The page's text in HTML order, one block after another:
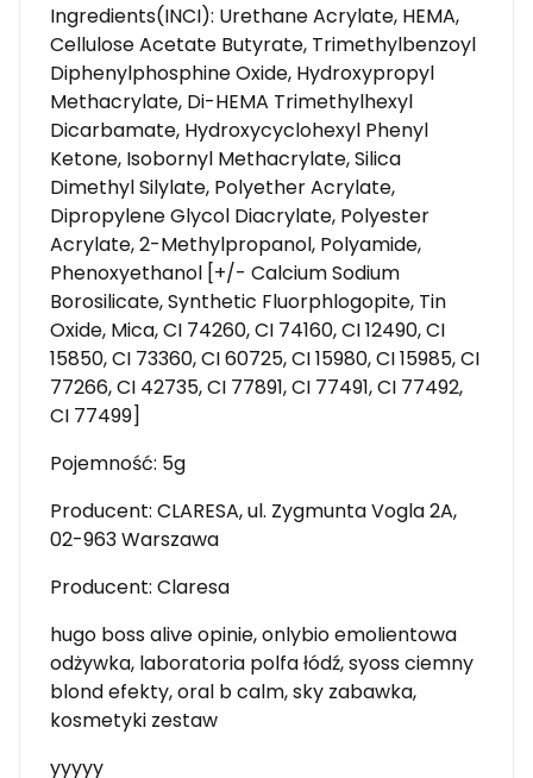
Ingredients(INCI): Urethane Acrylate, HEMA,
Cellulose Acetate Butyrate, Trimethylbenzoyl
Diphenylphosphine Oxide, Hydroxypropyl
Methacrylate, Di-HEMA Trimethylhexyl
Dicarbamate, Hydroxycyclohexyl Phenyl
Ketone, Isobornyl Methacrylate, Silica
Dimethyl Silylate, Polyether Acrylate,
Dipropylene Glycol Diacrylate, Polyester
Acrylate, 2-Methylpropanol, Polyamide,
Phenoxyethanol [+/- Calcium Sodium
Borosilicate, Synthetic Fluorphlogopite, Tin
Oxide, Mica, CI 74260, CI 74160, CI 12490, CI
15850, CI 73360, CI 60725, CI 15980, CI 15985, CI
77266, CI 42735, CI 77891, CI 77491, CI 77492,
CI 77499]
Pojemność: 5g
Producent: CLARESA, ul. Zygmunta Vogla 2A,
02-963 Warszawa
Producent: Claresa
hugo boss alive opinie, onlybio emolientowa
odżywka, laboratoria polfa łódź, syoss ciemny
blond efekty, oral b calm, sky zabawka,
kosmetyki zestaw
yyyyy